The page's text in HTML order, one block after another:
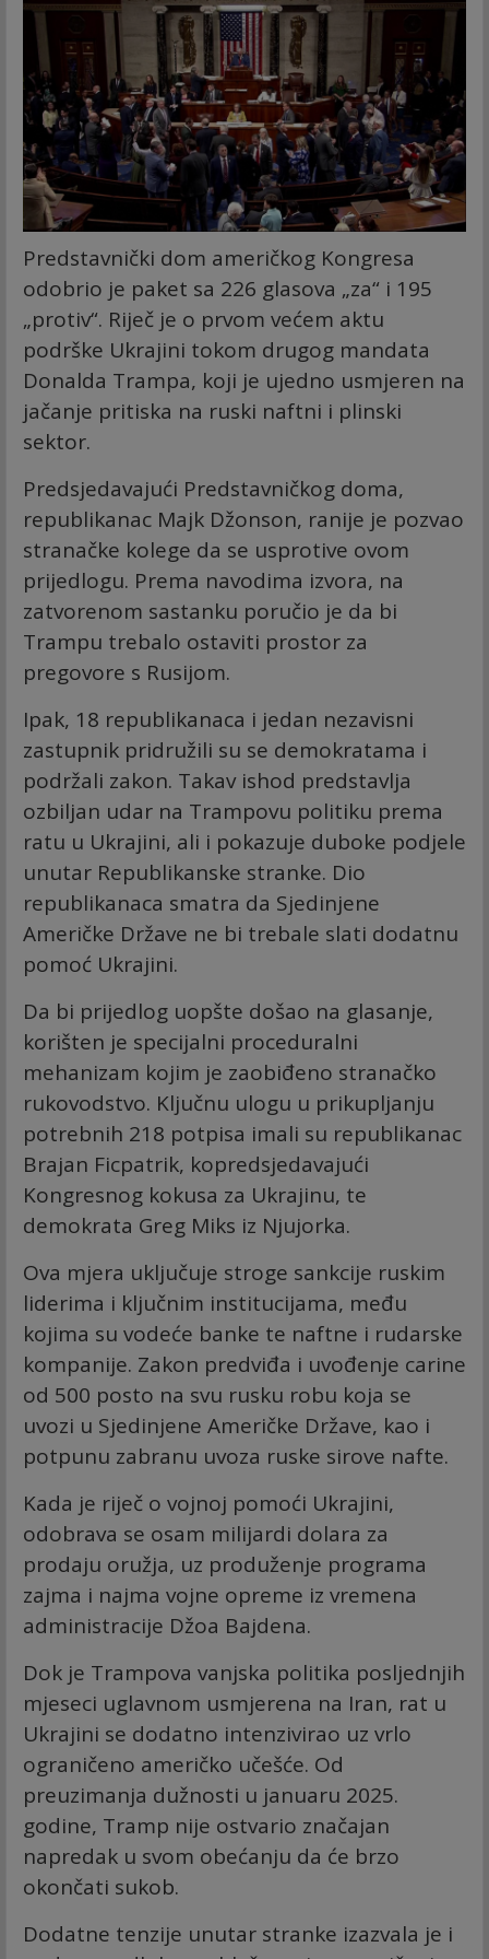
Predstavnički dom američkog Kongresa
odobrio je paket sa 226 glasova „za“ i 195
„protiv“. Riječ je o prvom većem aktu
podrške Ukrajini tokom drugog mandata
Donalda Trampa, koji je ujedno usmjeren na
jačanje pritiska na ruski naftni i plinski
sektor.
Predsjedavajući Predstavničkog doma,
republikanac Majk Džonson, ranije je pozvao
stranačke kolege da se usprotive ovom
prijedlogu. Prema navodima izvora, na
zatvorenom sastanku poručio je da bi
Trampu trebalo ostaviti prostor za
pregovore s Rusijom.
Ipak, 18 republikanaca i jedan nezavisni
zastupnik pridružili su se demokratama i
podržali zakon. Takav ishod predstavlja
ozbiljan udar na Trampovu politiku prema
ratu u Ukrajini, ali i pokazuje duboke podjele
unutar Republikanske stranke. Dio
republikanaca smatra da Sjedinjene
Američke Države ne bi trebale slati dodatnu
pomoć Ukrajini.
Da bi prijedlog uopšte došao na glasanje,
korišten je specijalni proceduralni
mehanizam kojim je zaobiđeno stranačko
rukovodstvo. Ključnu ulogu u prikupljanju
potrebnih 218 potpisa imali su republikanac
Brajan Ficpatrik, kopredsjedavajući
Kongresnog kokusa za Ukrajinu, te
demokrata Greg Miks iz Njujorka.
Ova mjera uključuje stroge sankcije ruskim
liderima i ključnim institucijama, među
kojima su vodeće banke te naftne i rudarske
kompanije. Zakon predviđa i uvođenje carine
od 500 posto na svu rusku robu koja se
uvozi u Sjedinjene Američke Države, kao i
potpunu zabranu uvoza ruske sirove nafte.
Kada je riječ o vojnoj pomoći Ukrajini,
odobrava se osam milijardi dolara za
prodaju oružja, uz produženje programa
zajma i najma vojne opreme iz vremena
administracije Džoa Bajdena.
Dok je Trampova vanjska politika posljednjih
mjeseci uglavnom usmjerena na Iran, rat u
Ukrajini se dodatno intenzivirao uz vrlo
ograničeno američko učešće. Od
preuzimanja dužnosti u januaru 2025.
godine, Tramp nije ostvario značajan
napredak u svom obećanju da će brzo
okončati sukob.
Dodatne tenzije unutar stranke izazvala je i